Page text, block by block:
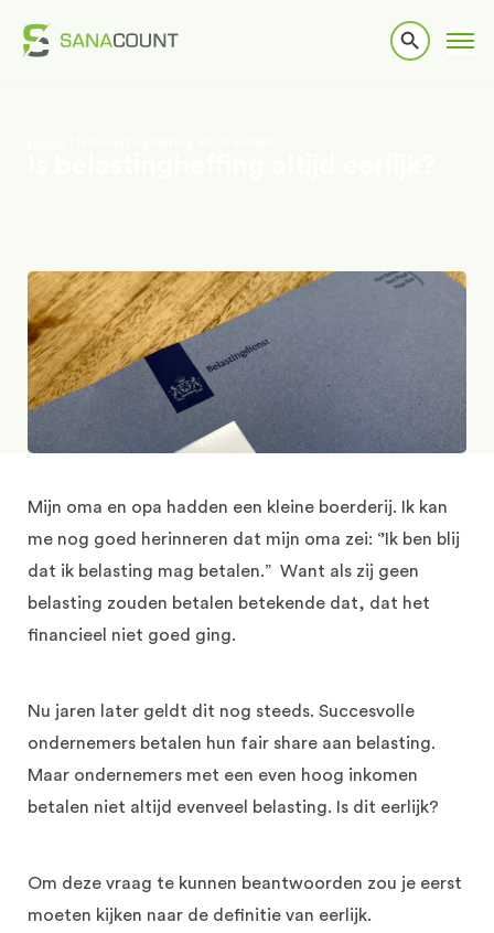
Mijn oma en opa hadden een kleine boerderij. Ik kan
me nog goed herinneren dat mijn oma zei: ‘’Ik ben blij
dat ik belasting mag betalen.” Want als zij geen
belasting zouden betalen betekende dat, dat het
financieel niet goed ging.
Nu jaren later geldt dit nog steeds. Succesvolle
ondernemers betalen hun fair share aan belasting.
Maar ondernemers met een even hoog inkomen
betalen niet altijd evenveel belasting. Is dit eerlijk?
Om deze vraag te kunnen beantwoorden zou je eerst
moeten kijken naar de definitie van eerlijk.